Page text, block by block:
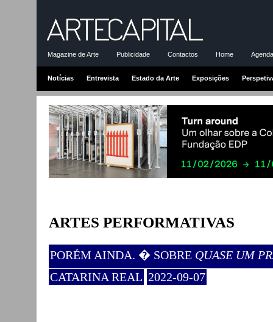
Magazine de Arte Publicidade Contactos Home
Notícias Entrevista Estado da Arte Exposições
ARTES PERFORMATIVAS
PORÉM AINDA. � SOBRE QUASE UM
CATARINA REAL 2022-09-07